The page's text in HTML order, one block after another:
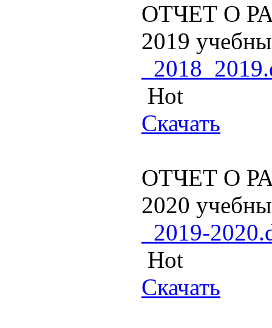
ОТЧЕТ О
2019
Hot
Скачать
ОТЧЕТ О
2020
_2019-
Hot
Скачать